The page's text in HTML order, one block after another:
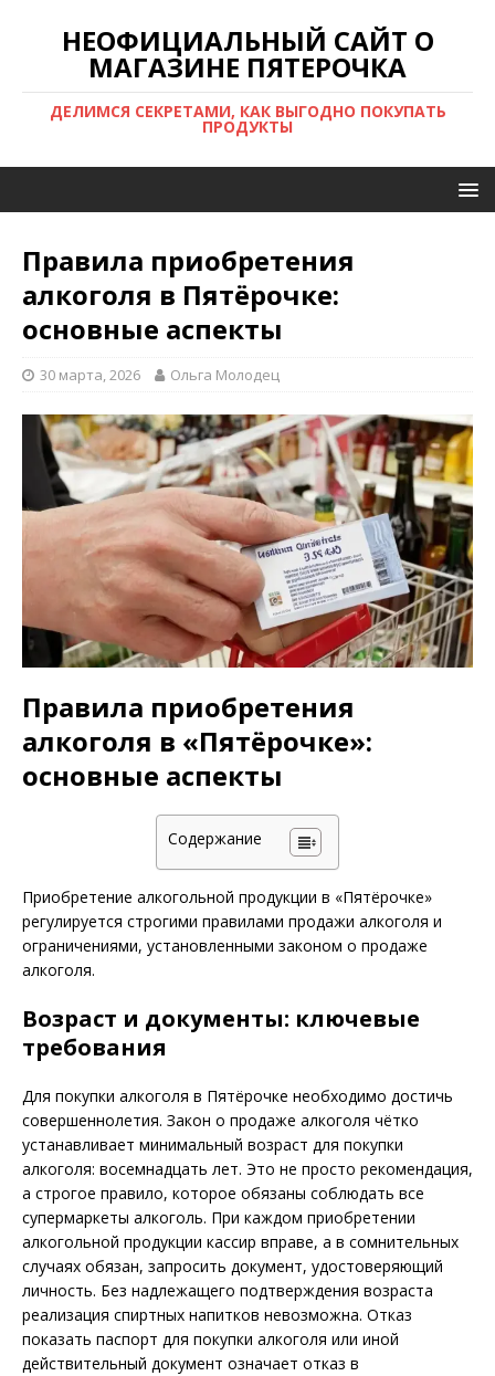
НЕОФИЦИАЛЬНЫЙ САЙТ О
МАГАЗИНЕ ПЯТЕРОЧКА
ДЕЛИМСЯ СЕКРЕТАМИ, КАК ВЫГОДНО ПОКУПАТЬ
ПРОДУКТЫ
Правила приобретения
алкоголя в Пятёрочке:
основные аспекты
30 марта, 2026 Ольга Молодец
Правила приобретения
алкоголя в «Пятёрочке»:
основные аспекты
Содержание
Приобретение алкогольной продукции в «Пятёрочке»
регулируется строгими правилами продажи алкоголя и
ограничениями, установленными законом о продаже
алкоголя.
Возраст и документы: ключевые
требования
Для покупки алкоголя в Пятёрочке необходимо достичь
совершеннолетия. Закон о продаже алкоголя чётко
устанавливает минимальный возраст для покупки
алкоголя: восемнадцать лет. Это не просто рекомендация,
а строгое правило, которое обязаны соблюдать все
супермаркеты алкоголь. При каждом приобретении
алкогольной продукции кассир вправе, а в сомнительных
случаях обязан, запросить документ, удостоверяющий
личность. Без надлежащего подтверждения возраста
реализация спиртных напитков невозможна. Отказ
показать паспорт для покупки алкоголя или иной
действительный документ означает отказ в